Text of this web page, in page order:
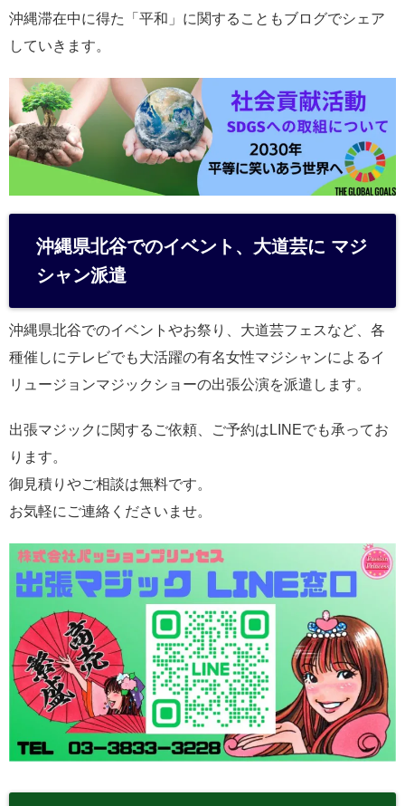
沖縄滞在中に得た「平和」に関することもブログでシェア
していきます。
沖縄県北谷でのイベント、大道芸に マジ
シャン派遣
沖縄県北谷でのイベントやお祭り、大道芸フェスなど、各
種催しにテレビでも大活躍の有名女性マジシャンによるイ
リュージョンマジックショーの出張公演を派遣します。
出張マジックに関するご依頼、ご予約はLINEでも承ってお
ります。
御見積りやご相談は無料です。
お気軽にご連絡くださいませ。